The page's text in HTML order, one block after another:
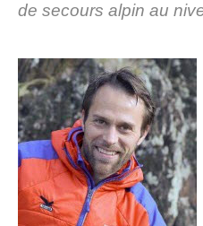
Histoire de l'association
de secours alpin au